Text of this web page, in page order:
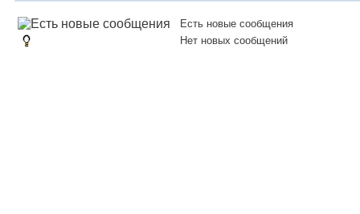
Есть новые сообщения
Нет новых сообщений